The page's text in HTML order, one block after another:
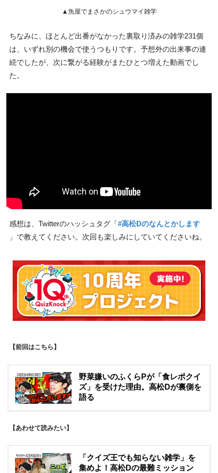
▲魚屋でまさかのシュウマイ雑学
ちなみに、ほとんど出番がなかった裏取り済みの雑学231個
は、いずれ別の機会で使うつもりです。予想外の出来事の連
続でしたが、次に繋がる経験がまたひとつ増えた動画でし
た。
感想は、Twitterのハッシュタグ「#高松Dのなんとかします
」で教えてください。次回も楽しみにしていてくださいね。
【前回はこちら】
野菜嫌いのふくらPが「食レポクイ
ズ」を受けた理由。高松Dが裏側を
語る
【あわせて読みたい】
「クイズ王でも知らない雑学」を
集めよ！高松Dの最難ミッション